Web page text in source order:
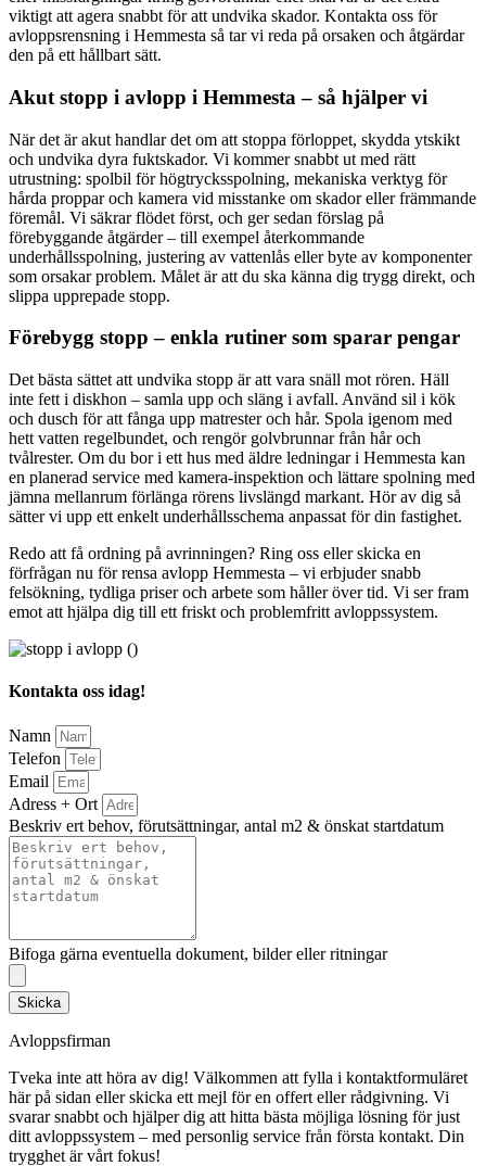
viktigt att agera snabbt för att undvika skador. Kontakta oss för
avloppsrensning i Hemmesta så tar vi reda på orsaken och åtgärdar
den på ett hållbart sätt.
Akut stopp i avlopp i Hemmesta – så hjälper vi
När det är akut handlar det om att stoppa förloppet, skydda ytskikt
och undvika dyra fuktskador. Vi kommer snabbt ut med rätt
utrustning: spolbil för högtrycksspolning, mekaniska verktyg för
hårda proppar och kamera vid misstanke om skador eller främmande
föremål. Vi säkrar flödet först, och ger sedan förslag på
förebyggande åtgärder – till exempel återkommande
underhållsspolning, justering av vattenlås eller byte av komponenter
som orsakar problem. Målet är att du ska känna dig trygg direkt, och
slippa upprepade stopp.
Förebygg stopp – enkla rutiner som sparar pengar
Det bästa sättet att undvika stopp är att vara snäll mot rören. Häll
inte fett i diskhon – samla upp och släng i avfall. Använd sil i kök
och dusch för att fånga upp matrester och hår. Spola igenom med
hett vatten regelbundet, och rengör golvbrunnar från hår och
tvålrester. Om du bor i ett hus med äldre ledningar i Hemmesta kan
en planerad service med kamera-inspektion och lättare spolning med
jämna mellanrum förlänga rörens livslängd markant. Hör av dig så
sätter vi upp ett enkelt underhållsschema anpassat för din fastighet.
Redo att få ordning på avrinningen? Ring oss eller skicka en
förfrågan nu för rensa avlopp Hemmesta – vi erbjuder snabb
felsökning, tydliga priser och arbete som håller över tid. Vi ser fram
emot att hjälpa dig till ett friskt och problemfritt avloppssystem.
Kontakta oss idag!
Namn
Telefon
Email
Adress + Ort
Beskriv ert behov, förutsättningar, antal m2 & önskat startdatum
Bifoga gärna eventuella dokument, bilder eller ritningar
Skicka
Avloppsfirman
Tveka inte att höra av dig! Välkommen att fylla i kontaktformuläret
här på sidan eller skicka ett mejl för en offert eller rådgivning. Vi
svarar snabbt och hjälper dig att hitta bästa möjliga lösning för just
ditt avloppssystem – med personlig service från första kontakt. Din
trygghet är vårt fokus!